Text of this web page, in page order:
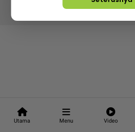
Utama Menu Video
Hakcipta Terpelihara ©2026. Star